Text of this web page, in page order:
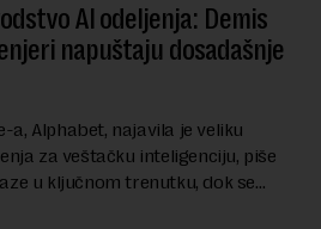
AI odeljenja: Demis
napuštaju dosadašnje
a, Alphabet, najavila je veliku
za veštačku inteligenciju, piše
u ključnom trenutku, dok se